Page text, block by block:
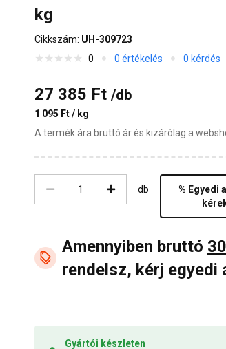
kg
Cikkszám: UH-309723
0
0 értékelés 0 kérdés
27 385 Ft /db
1 095 Ft / kg
A termék ára bruttó ár és kizárólag a
db
% Egyedi
Amennyiben bruttó
rendelsz, kérj egyedi
Gyártói készleten